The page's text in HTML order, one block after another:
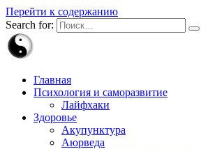
Перейти к содержанию
Search for:
Главная
Психология и саморазвитие
Лайфхаки
Здоровье
Акупунктура
Аюрведа